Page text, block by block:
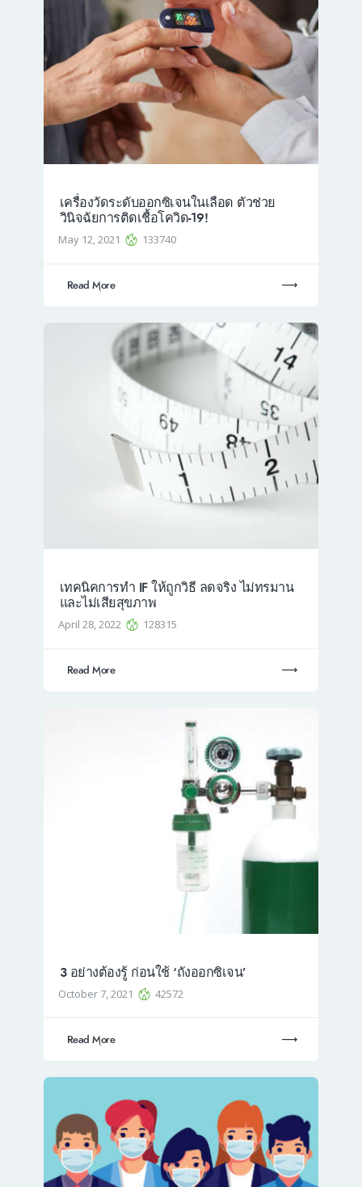
เครื่องวัดระดับออกซิเจนในเลือด ตัวช่วย
วินิจฉัยการติดเชื้อโควิด-19!
May 12, 2021 133740
Read More
เทคนิคการทำ IF ให้ถูกวิธี ลดจริง ไม่ทรมาน
และไม่เสียสุขภาพ
April 28, 2022 128315
Read More
3 อย่างต้องรู้ ก่อนใช้ ‘ถังออกซิเจน’
October 7, 2021 42572
Read More